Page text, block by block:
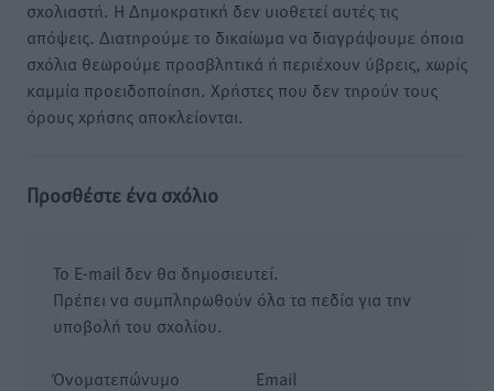
σχολιαστή. Η Δημοκρατική δεν υιοθετεί αυτές τις
απόψεις. Διατηρούμε το δικαίωμα να διαγράψουμε όποια
σχόλια θεωρούμε προσβλητικά ή περιέχουν ύβρεις, χωρίς
καμμία προειδοποίηση. Χρήστες που δεν τηρούν τους
όρους χρήσης αποκλείονται.
Προσθέστε ένα σχόλιο
Το E-mail δεν θα δημοσιευτεί.
Πρέπει να συμπληρωθούν όλα τα πεδία για την
υποβολή του σχολίου.
Όνοματεπώνυμο Email